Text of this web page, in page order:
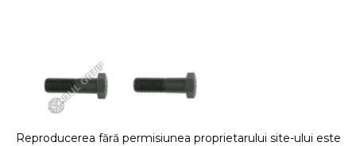
Reproducerea fără permisiunea proprietarului site-ului este